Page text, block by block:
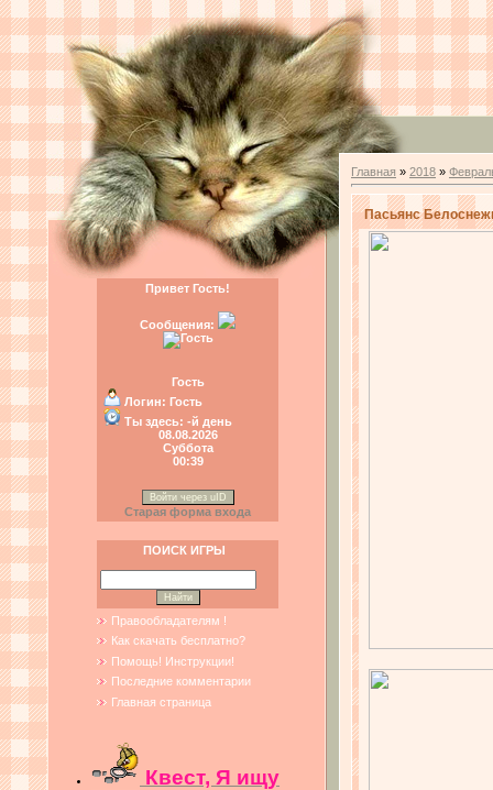
Привет Гость!
Сообщения:
Гость
Логин: Гость
Ты здесь: -й день
08.08.2026
Суббота
00:39
Войти через uID
Старая форма входа
ПОИСК ИГРЫ
Правообладателям !
Как скачать бесплатно?
Помощь! Инструкции!
Последние комментарии
Главная страница
Квест, Я ищу
Главная » 2018 »
Пасьянс